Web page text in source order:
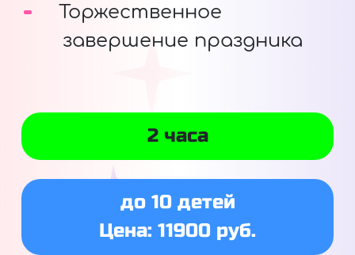
Торжественное
завершение праздника
2 часа
до 10 детей
Цена: 11900 руб.